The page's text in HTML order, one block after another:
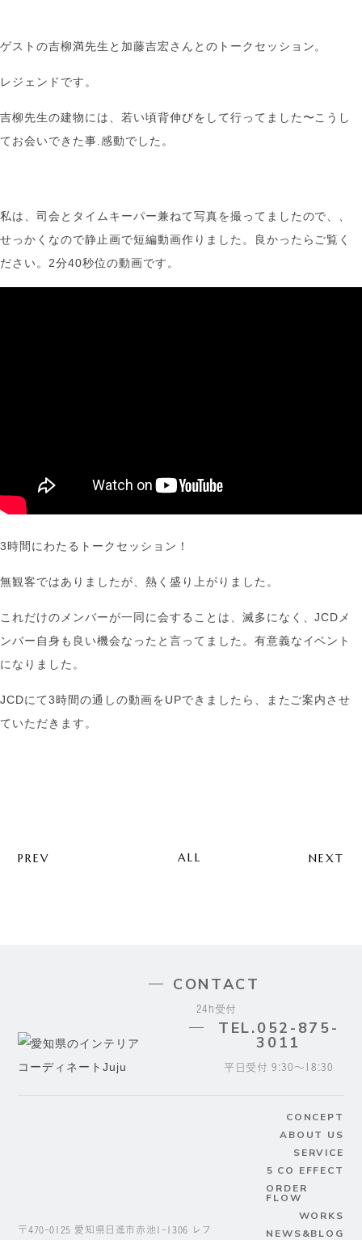
ゲストの吉柳満先生と加藤吉宏さんとのトークセッション。
レジェンドです。
吉柳先生の建物には、若い頃背伸びをして行ってました〜こうし
てお会いできた事.感動でした。
私は、司会とタイムキーパー兼ねて写真を撮ってましたので、、
せっかくなので静止画で短編動画作りました。良かったらご覧く
ださい。2分40秒位の動画です。
3時間にわたるトークセッション！
無観客ではありましたが、熱く盛り上がりました。
これだけのメンバーが一同に会することは、滅多になく、JCDメ
ンバー自身も良い機会なったと言ってました。有意義なイベント
になりました。
JCDにて3時間の通しの動画をUPできましたら、またご案内させ
ていただきます。
PREV ALL NEXT
CONTACT
24h受付
TEL.052-875-
3011
平日受付 9:30～18:30
〒470-0125 愛知県日進市赤池1-1306 レフ
CONCEPT
ABOUT US
SERVICE
5 CO EFFECT
ORDER
FLOW
WORKS
NEWS&BLOG